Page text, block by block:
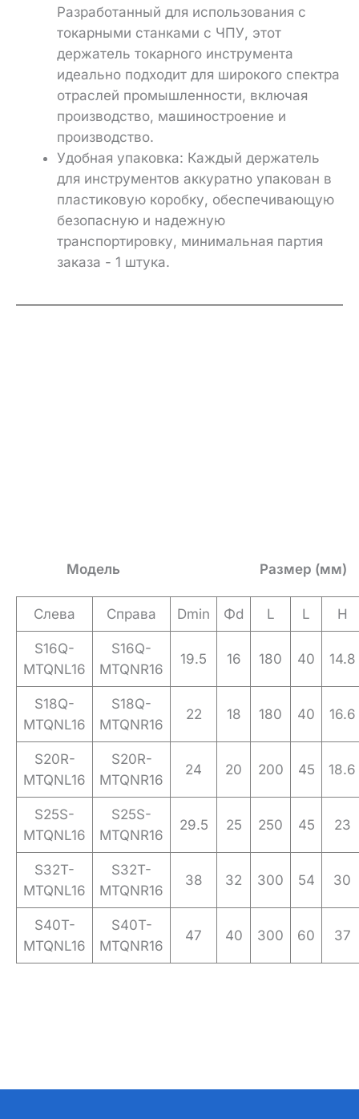
Разработанный для использования с
токарными станками с ЧПУ, этот
держатель токарного инструмента
идеально подходит для широкого спектра
отраслей промышленности, включая
производство, машиностроение и
производство.
Удобная упаковка: Каждый держатель
для инструментов аккуратно упакован в
пластиковую коробку, обеспечивающую
безопасную и надежную
транспортировку, минимальная партия
заказа - 1 штука.
Модель Размер (мм)
Слева Справа Dmin Φd L L H
S16Q-
MTQNL16
S16Q-
MTQNR16
19.5 16 180 40 14.8
S18Q-
MTQNL16
S18Q-
MTQNR16
22 18 180 40 16.6
S20R-
MTQNL16
S20R-
MTQNR16
24 20 200 45 18.6
S25S-
MTQNL16
S25S-
MTQNR16
29.5 25 250 45 23
S32T-
MTQNL16
S32T-
MTQNR16
38 32 300 54 30
S40T-
MTQNL16
S40T-
MTQNR16
47 40 300 60 37